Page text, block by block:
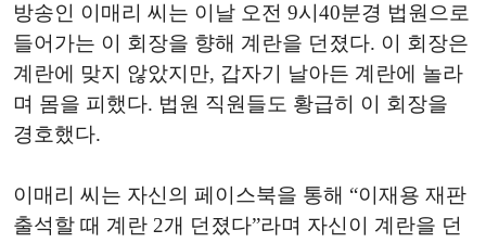
방송인 이매리 씨는 이날 오전 9시40분경 법원으로
들어가는 이 회장을 향해 계란을 던졌다. 이 회장은
계란에 맞지 않았지만, 갑자기 날아든 계란에 놀라
며 몸을 피했다. 법원 직원들도 황급히 이 회장을
경호했다.
이매리 씨는 자신의 페이스북을 통해 “이재용 재판
출석할 때 계란 2개 던졌다”라며 자신이 계란을 던